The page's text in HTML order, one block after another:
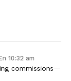
10:32 am
commissions—